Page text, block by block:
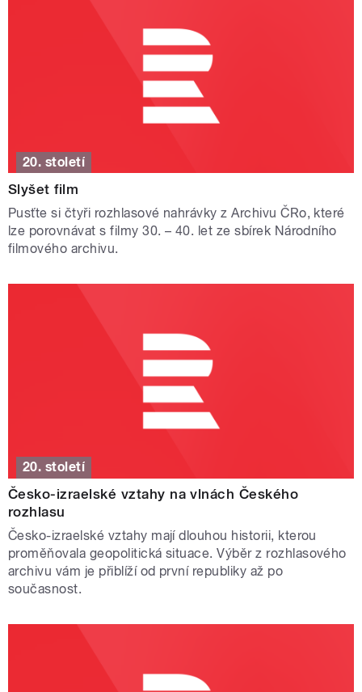
20. století
Slyšet film
Pusťte si čtyři rozhlasové nahrávky z Archivu ČRo, které
lze porovnávat s filmy 30. – 40. let ze sbírek Národního
filmového archivu.
20. století
Česko-izraelské vztahy na vlnách Českého
rozhlasu
Česko-izraelské vztahy mají dlouhou historii, kterou
proměňovala geopolitická situace. Výběr z rozhlasového
archivu vám je přiblíží od první republiky až po
současnost.